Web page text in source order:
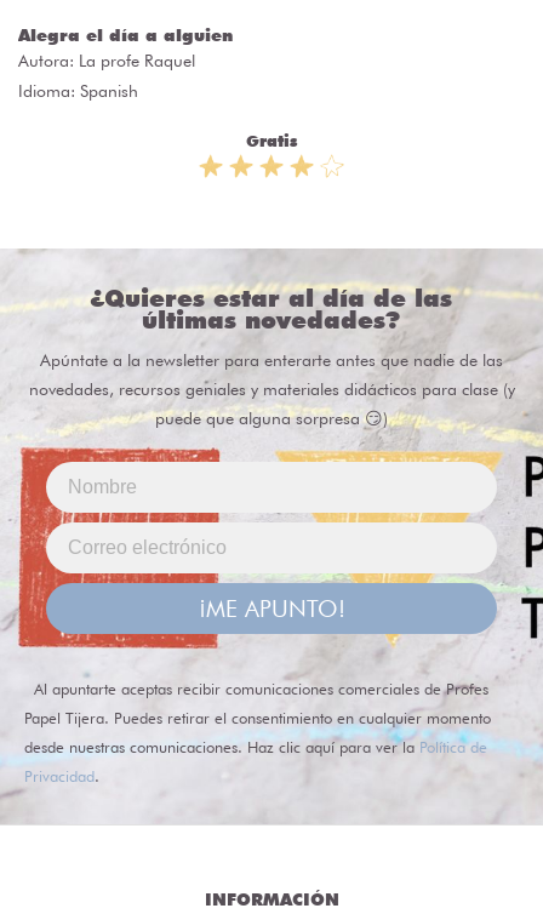
Alegra el día a alguien
Autora: La profe Raquel
Idioma: Spanish
Gratis
¿Quieres estar al día de las
últimas novedades?
Apúntate a la newsletter para enterarte antes que nadie de las
novedades, recursos geniales y materiales didácticos para clase (y
puede que alguna sorpresa 😏)
¡ME APUNTO!
Al apuntarte aceptas recibir comunicaciones comerciales de Profes
Papel Tijera. Puedes retirar el consentimiento en cualquier momento
desde nuestras comunicaciones. Haz clic aquí para ver la Política de
Privacidad.
INFORMACIÓN